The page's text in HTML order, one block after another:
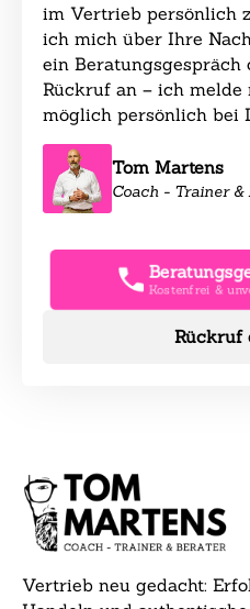
im Vertrieb persönlich
ich mich über Ihre
ein
Rückruf an – ich melde
möglich persönlich bei
Tom Martens
Coach - Trainer &
Kostenfrei &
Rückruf
Vertrieb neu gedacht: